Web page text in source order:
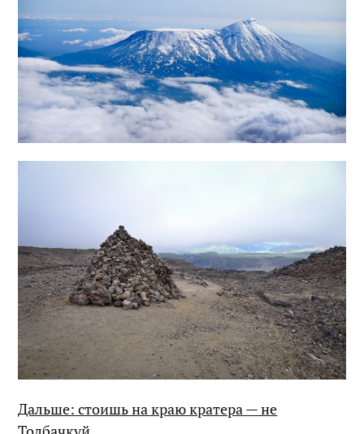
Дальше: стоишь на краю кратера — не